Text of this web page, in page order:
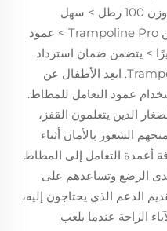
للأطفال الذين تجاوزوا الثالثة حتى وزن 100 رطل > سهل
التركيب مع التعليمات التفصيلية من Trampoline Pro > عمود
> يتضمن ضمان استرداد
المال لمدة 30 يومًا من Trampoline Pro. ابعِد الأطفال عن
عمود التعامل للمطاط.
الذين يتعلمون القفز،
الشعور بالأمان أثناء
أعمدة التعامل إلى المطاط
الرضع وتساعدهم على
الدعم الذي يحتاجون إليه،
الراحة عندما يلعب